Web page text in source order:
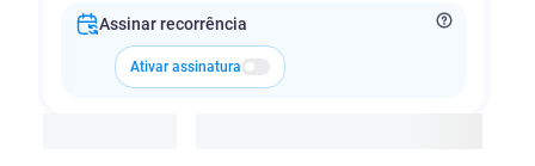
Assinar recorrência
Ativar assinatura